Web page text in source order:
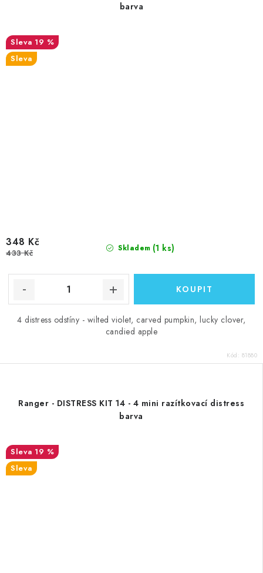
barva
19 %
Sleva
Skladem (1 ks)
348 Kč
433 Kč
4 distress odstíny - wilted violet, carved pumpkin, lucky clover,
candied apple
Kód: 81880
Ranger - DISTRESS KIT 14 - 4 mini razítkovací distress
barva
19 %
Sleva